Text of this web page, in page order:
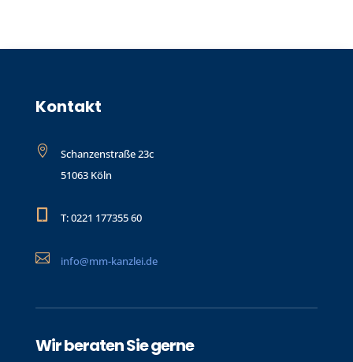
Kontakt

Schanzenstraße 23c
51063 Köln
T: 0221 177355 60
 info@mm-kanzlei.de
Wir beraten Sie gerne